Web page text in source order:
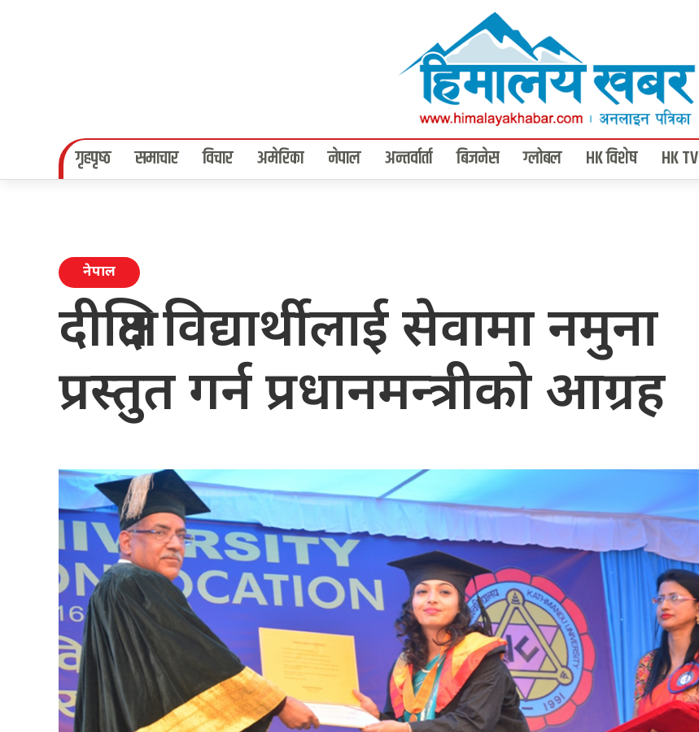
गृहपृष्‍ठ समाचार विचार अमेरिका नेपाल अन्तर्वार्ता बिजनेस ग्लोबल HK विशेष HK TV
नेपाल
दीक्षित विद्यार्थीलाई सेवामा नमुना
प्रस्तुत गर्न प्रधानमन्त्रीको आग्रह